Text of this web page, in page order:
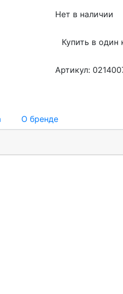
Нет в наличии
Купить в один
Артикул:
О бренде